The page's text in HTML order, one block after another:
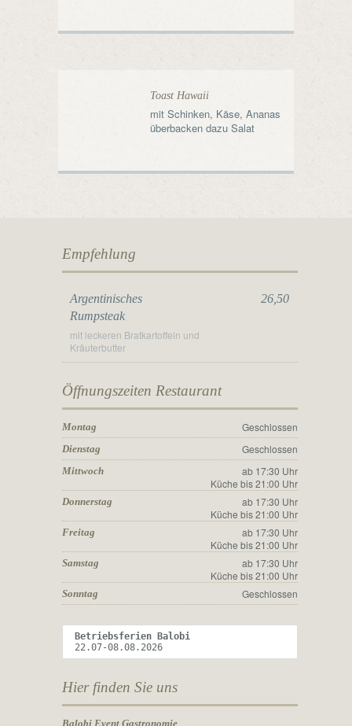
Toast Hawaii
mit Schinken, Käse, Ananas
überbacken dazu Salat
Empfehlung
Argentinisches
Rumpsteak
26,50
mit leckeren Bratkartoffeln und
Kräuterbutter
Öffnungszeiten Restaurant
Montag Geschlossen
Dienstag Geschlossen
Mittwoch
ab 17:30 Uhr
Küche bis 21:00 Uhr
Donnerstag
ab 17:30 Uhr
Küche bis 21:00 Uhr
Freitag
ab 17:30 Uhr
Küche bis 21:00 Uhr
Samstag
ab 17:30 Uhr
Küche bis 21:00 Uhr
Sonntag Geschlossen
Betriebsferien Balobi
22.07-08.08.2026
Hier finden Sie uns
Balobi Event Gastronomie